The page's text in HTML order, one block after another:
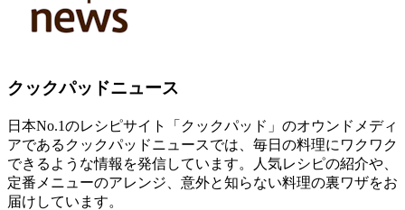
クックパッドニュース
日本No.1のレシピサイト「クックパッド」のオウンドメディ
アであるクックパッドニュースでは、毎日の料理にワクワク
できるような情報を発信しています。人気レシピの紹介や、
定番メニューのアレンジ、意外と知らない料理の裏ワザをお
届けしています。